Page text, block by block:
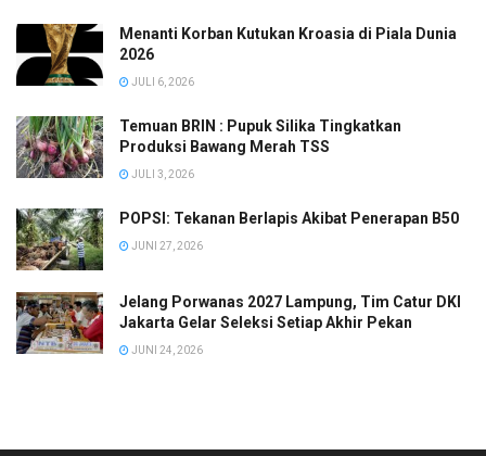
Menanti Korban Kutukan Kroasia di Piala Dunia
2026
JULI 6, 2026
Temuan BRIN : Pupuk Silika Tingkatkan
Produksi Bawang Merah TSS
JULI 3, 2026
POPSI: Tekanan Berlapis Akibat Penerapan B50
JUNI 27, 2026
Jelang Porwanas 2027 Lampung, Tim Catur DKI
Jakarta Gelar Seleksi Setiap Akhir Pekan
JUNI 24, 2026